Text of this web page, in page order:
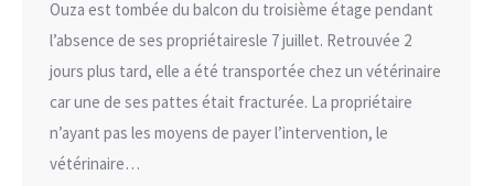
Ouza est tombée du balcon du troisième étage pendant
l’absence de ses propriétairesle 7 juillet. Retrouvée 2
jours plus tard, elle a été transportée chez un vétérinaire
car une de ses pattes était fracturée. La propriétaire
n’ayant pas les moyens de payer l’intervention, le
vétérinaire…